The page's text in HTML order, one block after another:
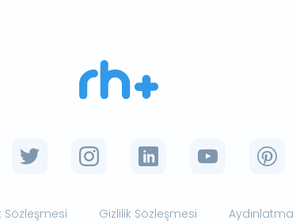
Sözleşmesi Gizlilik Sözleşmesi